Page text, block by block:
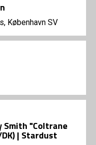
København SV
Smith "Coltrane
| Stardust